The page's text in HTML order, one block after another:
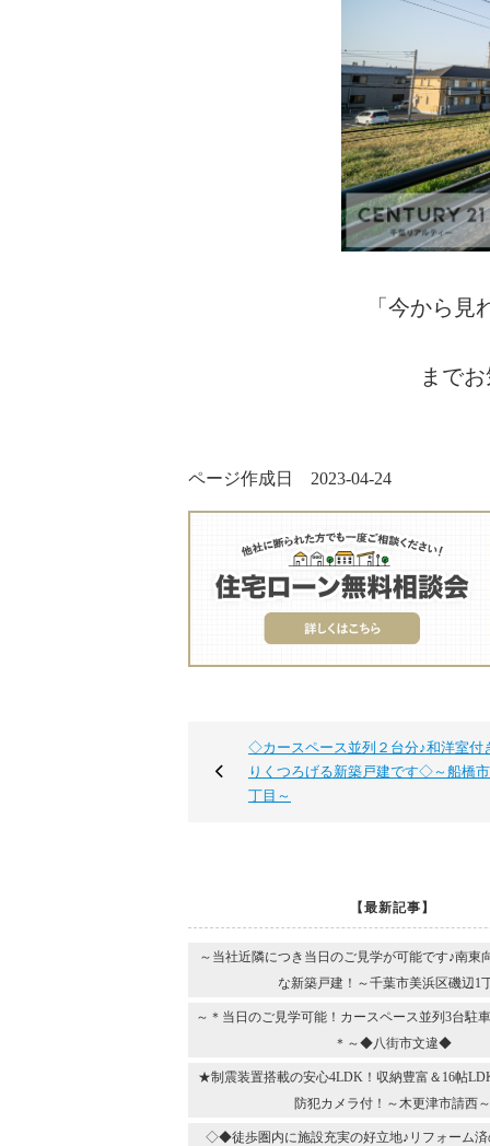
「今から見
まで
ページ作成日 2023-04-24
◇カースペース並列２台分♪和洋室付
りくつろげる新築戸建です◇～船橋
丁目～
【最新記事】
～当社近隣につき当日のご見学が可能です♪南東
な新築戸建！～千葉市美浜区磯辺1
～＊当日のご見学可能！カースペース並列3台駐
＊～◆八街市文違◆
★制震装置搭載の安心4LDK！収納豊富＆16帖
防犯カメラ付！～木更津市請西
◇◆徒歩圏内に施設充実の好立地♪リフォーム済